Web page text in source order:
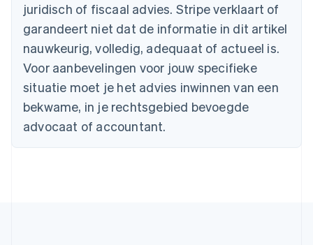
juridisch of fiscaal advies. Stripe verklaart of
garandeert niet dat de informatie in dit artikel
nauwkeurig, volledig, adequaat of actueel is.
Voor aanbevelingen voor jouw specifieke
situatie moet je het advies inwinnen van een
bekwame, in je rechtsgebied bevoegde
advocaat of accountant.
Bulgarije
English
Canada
EnglishFrançais
Cyprus
English
English
Duitsland